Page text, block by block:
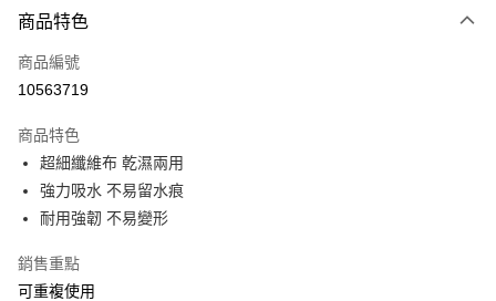
信用卡一次付款
信用卡分期付款
合作金庫商業銀行
華南商業銀行
上海商業儲蓄銀行
國泰世華商業銀行
匯豐（台灣）商業銀行
聯邦商業銀行
LINE Pay
Apple Pay
悠遊付
商品特色
商品編號
10563719
商品特色
超細纖維布 乾濕兩用
強力吸水 不易留水痕
耐用強韌 不易變形
銷售重點
可重複使用